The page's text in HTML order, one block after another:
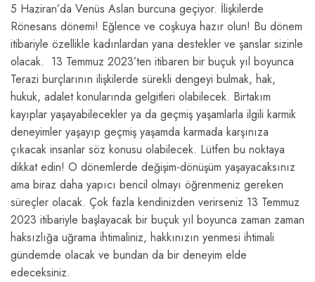
5 Haziran’da Venüs Aslan burcuna geçiyor. İlişkilerde
Rönesans dönemi! Eğlence ve coşkuya hazır olun! Bu dönem
itibariyle özellikle kadınlardan yana destekler ve şanslar sizinle
olacak. 13 Temmuz 2023’ten itibaren bir buçuk yıl boyunca
Terazi burçlarının ilişkilerde sürekli dengeyi bulmak, hak,
hukuk, adalet konularında gelgitleri olabilecek. Birtakım
kayıplar yaşayabilecekler ya da geçmiş yaşamlarla ilgili karmik
deneyimler yaşayıp geçmiş yaşamda karmada karşınıza
çıkacak insanlar söz konusu olabilecek. Lütfen bu noktaya
dikkat edin! O dönemlerde değişim-dönüşüm yaşayacaksınız
ama biraz daha yapıcı bencil olmayı öğrenmeniz gereken
süreçler olacak. Çok fazla kendinizden verirseniz 13 Temmuz
2023 itibariyle başlayacak bir buçuk yıl boyunca zaman zaman
haksızlığa uğrama ihtimaliniz, hakkınızın yenmesi ihtimali
gündemde olacak ve bundan da bir deneyim elde
edeceksiniz.